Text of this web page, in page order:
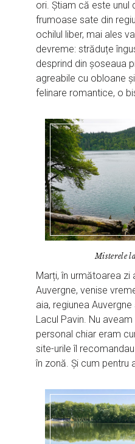
ori. Știam că este unul
frumoase sate din
ochilul liber, mai ales
devreme: străduțe
desprind din șoseaua
agreabile cu obloane
felinare romantice, o
Misterele
Marți, în următoarea zi
Auvergne, venise
aia, regiunea
Lacul Pavin. Nu
personal chiar eram
site-urile îl
în zonă. Și cum pentru